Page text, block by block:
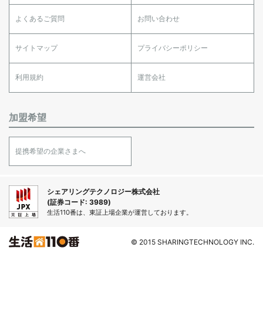
よくあるご質問 お問い合わせ
サイトマップ プライバシーポリシー
利用規約 運営会社
加盟希望
提携希望の企業さまへ
シェアリングテクノロジー株式会社
(証券コード: 3989)
生活110番は、東証上場企業が運営しております。
© 2015 SHARINGTECHNOLOGY INC.